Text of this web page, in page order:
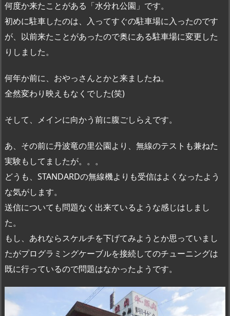
何度か来たことがある「水分れ公園」です。
初めに駐車したのは、入ってすぐの駐車場に入ったのです
が、以前来たことがあったので奥にある駐車場に変更した
りしました。
何年か前に、おやっさんとかと来ましたね。
全然変わり映えもなくでした(笑)
そして、メインに向かう前に腹ごしらえです。
あ、その前に丹波竜の里公園より、無線のテストも兼ねた
実験もしてましたが。。。
どうも、STANDARDの無線機よりも受信はよくなったよう
な気がします。
送信についても問題なく出来ているような感じはしまし
た。
もし、あれならスケルチを下げてみようとか思っていまし
たがプログラミングケーブルを接続してのチューニングは
既に行っているので問題はなかったようです。